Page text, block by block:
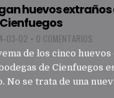
huevos
03-02 • 0 COMENTARIOS
de los cinco
de Cienfuegos
No se trata de una